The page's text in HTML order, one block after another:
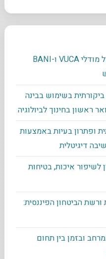
ניהול בעולם כאוטי: תפקידם של מודלי VUCA ו-BANI
ביקורתית בשימוש בבינה
ראשון בחינוך לביולוגיה
ופתרון בעיות באמצעות
לשיפור איכות, בטיחות
ורשת הביטחון הפיננסית:
ובזמן בין תחום